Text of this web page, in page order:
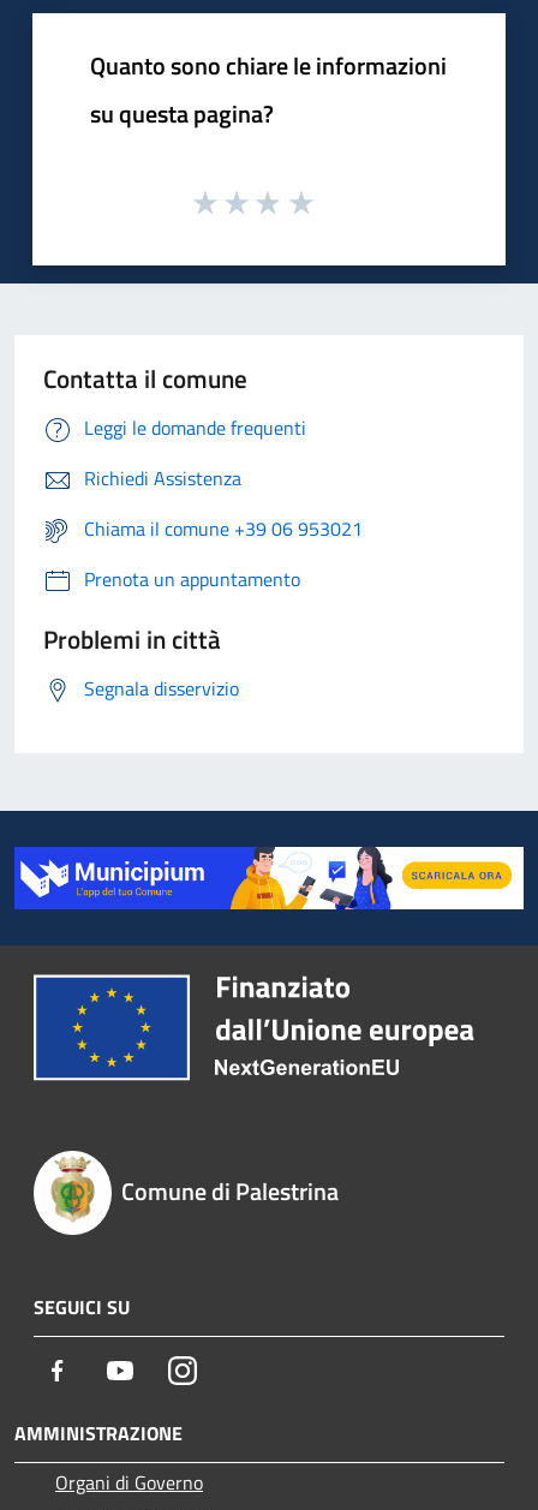
Quanto sono chiare le informazioni
su questa pagina?
Contatta il comune
Leggi le domande frequenti
Richiedi Assistenza
Chiama il comune +39 06 953021
Prenota un appuntamento
Problemi in città
Segnala disservizio
Comune di Palestrina
SEGUICI SU
Facebook YoutubeInstagram
AMMINISTRAZIONE
Organi di Governo